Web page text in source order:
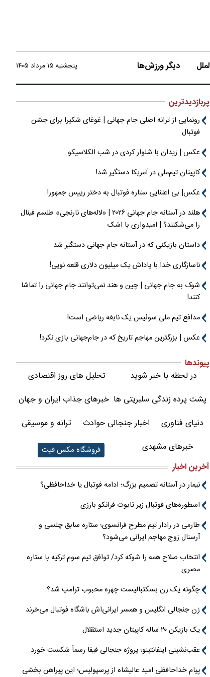
دیگر ورزش‌ها پنجشنبه ۱۵ مرداد ۱۴۰۵
پربازدیدترین
رونمایی از ترانه اصلی جام جهانی | غوغای شکیرا برای جشن
فوتبال
عکس | زیدان با شلوار کردی در شب الکلاسیکو
کاپیتان تیم‌ملی در آمریکا دستگیر شد!
عکس| بی اعتنایی ستاره فوتبال به دختر رییس جمهور!
هلند در آستانه جام جهانی ۲۰۲۶ | «لاله‌های نارنجی» طلسم فینال
را می‌شکنند؟ | امیدواری با اشک
داستان بازیکنی که در آستانه جام جهانی دستگیر شد
ناسازگاری خدا با پاداش یک میلیون دلاری قلعه نویی!
شوک به جام جهانی | چین و هند نمی‌توانند جام جهانی را تماشا
کنند!
مدافع تیم ملی سوئیس یک نابغه ریاضی است!
عکس | بزرگترین مهاجم تاریخ که در جام‌جهانی بازی نکرد!
پیوندها
در لحظه با خبر شوید
تحلیل های روز اقتصادی
پشت پرده زندگی سلبریتی ها خبرهای جذاب ایران و جهان
دنیای فناوری
اخبار جنجالی حوادث
ترانه و موسیقی
خبرهای مشهدی
فروشگاه مکس فیت
آخرین اخبار
نیمار در آستانه تصمیم بزرگ؛ ادامه فوتبال یا خداحافظی؟
اسطوره‌های فوتبال زیر تابوت فرانکو بارزی
طارمی در رادار تیم مطرح فرانسوی؛ ستاره سابق چلسی و
آرسنال زوج مهاجم ایرانی می‌شود؟
انتخاب صلاح همه را شوکه کرد/ توافق تیم سوم ترکیه با ستاره
مصری
چگونه یک زن بسکتبالیست چهره محبوب ترامپ شد؟
زن جنجالی انگلیس و همسر ایرانی‌اش باشگاه فوتبال می‌خرند
یک بازیکن ۲۰ ساله کاپیتان جدید استقلال
عقب‌نشینی اینفانتینو؛ پروژه جنجالی فیفا رسماً شکست خورد
پیام خداحافظی امید عالیشاه از پرسپولیس؛ این پیراهن بخشی